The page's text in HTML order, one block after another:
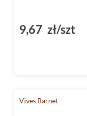
9,67 zł/szt
Vives Barnet